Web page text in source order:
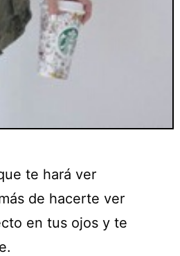
te hará ver
de hacerte ver
en tus ojos y te